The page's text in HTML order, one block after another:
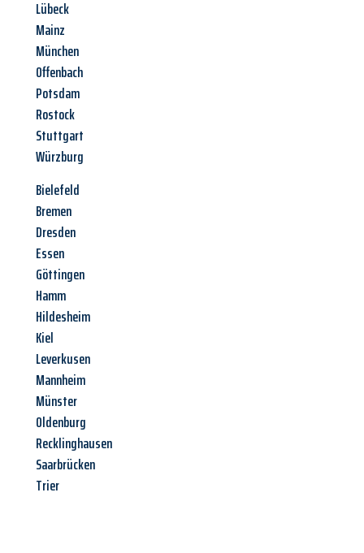
Lübeck
Mainz
München
Offenbach
Potsdam
Rostock
Stuttgart
Würzburg
Bielefeld
Bremen
Dresden
Essen
Göttingen
Hamm
Hildesheim
Kiel
Leverkusen
Mannheim
Münster
Oldenburg
Recklinghausen
Saarbrücken
Trier